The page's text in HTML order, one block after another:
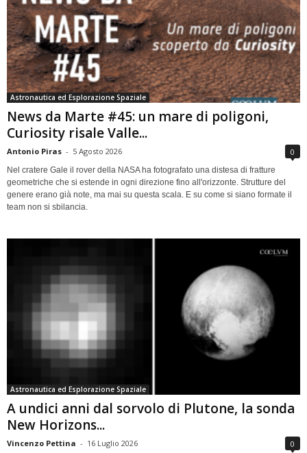
Astronautica ed Esplorazione Spaziale
News da Marte #45: un mare di poligoni,
Curiosity risale Valle...
Antonio Piras - 5 Agosto 2026 0
Nel cratere Gale il rover della NASA ha fotografato una distesa di fratture
geometriche che si estende in ogni direzione fino all'orizzonte. Strutture del
genere erano già note, ma mai su questa scala. E su come si siano formate il
team non si sbilancia.
Astronautica ed Esplorazione Spaziale
A undici anni dal sorvolo di Plutone, la sonda
New Horizons...
Vincenzo Pettina - 16 Luglio 2026 0